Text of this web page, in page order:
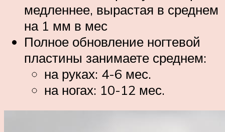
медленнее, вырастая в среднем
на 1 мм в мес
Полное обновление ногтевой
пластины занимаете среднем:
на руках: 4-6 мес.
на ногах: 10-12 мес.